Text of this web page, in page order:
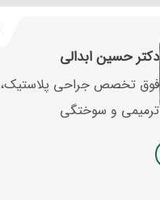
دکتر حسین ابدالی
فوق تخصص جراحی پلاستیک،
ترمیمی و سوختگی